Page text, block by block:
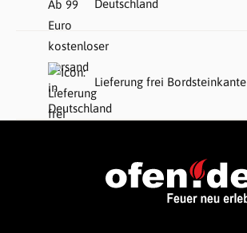
Deutschland
Lieferung frei Bordsteinkante